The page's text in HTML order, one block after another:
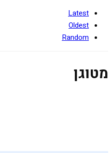
Latest
Oldest
Random
מטוגן